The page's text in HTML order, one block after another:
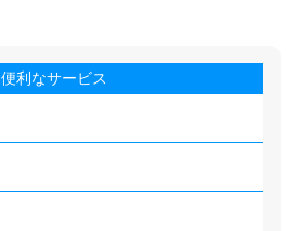
便利なサービス